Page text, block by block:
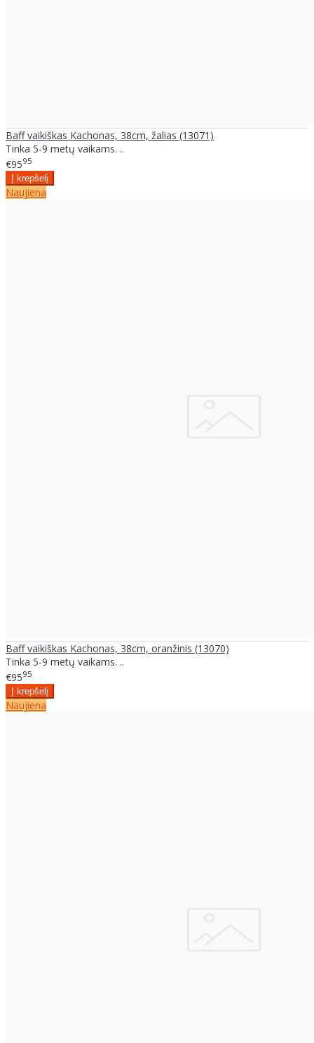
Baff vaikiškas Kachonas, 38cm, žalias (13071)
Tinka 5-9 metų vaikams. ..
€9595
Naujiena
Baff vaikiškas Kachonas, 38cm, oranžinis (13070)
Tinka 5-9 metų vaikams. ..
€9595
Naujiena